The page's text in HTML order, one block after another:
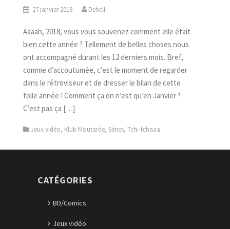
27 janvier 2018 Dehell
Aaaah, 2018, vous vous souvenez comment elle était
bien cette année ? Tellement de belles choses nous
ont accompagné durant les 12 derniers mois. Bref,
comme d’accoutumée, c’est le moment de regarder
dans le rétroviseur et de dresser le bilan de cette
folle année ! Comment ça on n’est qu’en Janvier ?
C’est pas ça […]
Jeux vidéo, Klub Moutarde, Séries, Tchi-tchaaa
CATÉGORIES
BD/Comics
Jeux vidéo